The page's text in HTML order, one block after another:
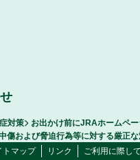
対策
お出かけ前にJRAホームペ
傷および脅迫行為等に対する厳正
トマップ リンク ご利用に際し